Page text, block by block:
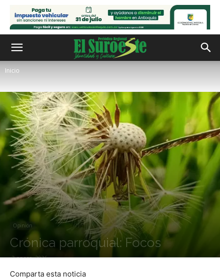
Inicio
Opinión
Crónica parroquial: Focos
2 enero, 2026
Comparta esta noticia